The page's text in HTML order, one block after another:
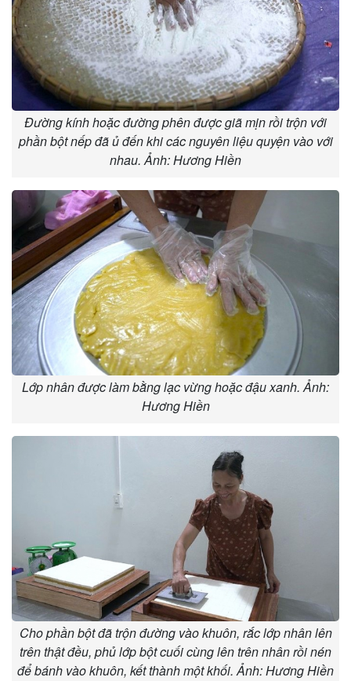
Đường kính hoặc đường phên được giã mịn rồi trộn với
phần bột nếp đã ủ đến khi các nguyên liệu quyện vào với
nhau. Ảnh: Hương Hiền
Lớp nhân được làm bằng lạc vừng hoặc đậu xanh. Ảnh:
Hương Hiền
Cho phần bột đã trộn đường vào khuôn, rắc lớp nhân lên
trên thật đều, phủ lớp bột cuối cùng lên trên nhân rồi nén
để bánh vào khuôn, kết thành một khối. Ảnh: Hương Hiền